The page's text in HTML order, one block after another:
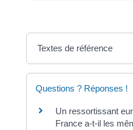
Textes de référence
Questions ? Réponses !
Un ressortissant
France a-t-il les